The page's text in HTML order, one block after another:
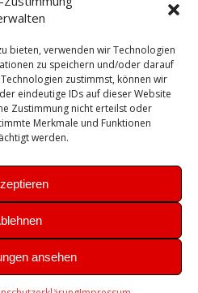
bieten, verwenden wir Technologien
zu speichern und/oder darauf
zustimmst, können wir
eindeutige IDs auf dieser Website
Zustimmung nicht erteilst oder
Merkmale und Funktionen
werden.
ansehen
Server Sicherheit
SSL Ubuntu
VCenter VCSA Veeam
WAZUH Windows